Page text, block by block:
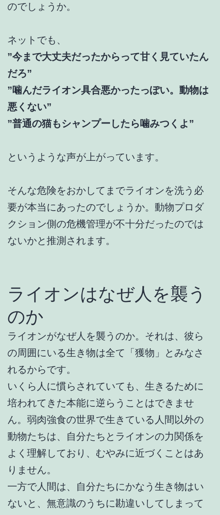
のでしょうか。
ネットでも、
”今まで大丈夫だったからって甘く見ていたん
だろ”
”噛んだライオン具合悪かったっぽい。動物は
悪くない”
”普通の猫もシャンプーしたら噛みつくよ”
というような声が上がっています。
そんな危険をおかしてまでライオンを洗う必
要が本当にあったのでしょうか。動物プロダ
クション側の危機管理が不十分だったのでは
ないかと推測されます。
ライオンはなぜ人を襲う
のか
ライオンがなぜ人を襲うのか。それは、彼ら
の周囲にいる生き物は全て「獲物」とみなさ
れるからです。
いくら人に慣らされていても、生きるために
培われてきた本能に逆らうことはできませ
ん。弱肉強食の世界で生きている人間以外の
動物たちは、自分たちとライオンの力関係を
よく理解しており、むやみに近づくことはあ
りません。
一方で人間は、自分たちにかなう生き物はい
ないと、無意識のうちに勘違いしてしまって